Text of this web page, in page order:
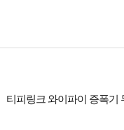
티피링크 와이파이 증폭기